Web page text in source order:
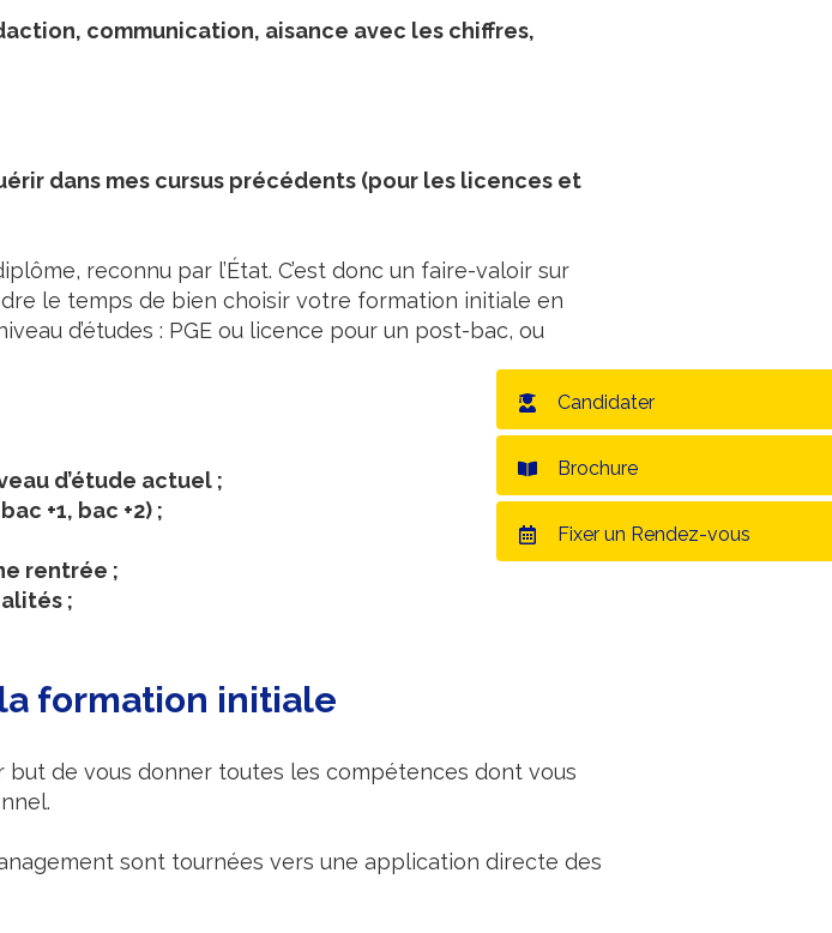
communication, aisance avec les chiffres,
dans mes cursus précédents (pour les licences et
reconnu par l’État. C’est donc un faire-valoir sur
le temps de bien choisir votre formation initiale en
d’études : PGE ou licence pour un post-bac, ou
d’étude actuel ;
+1, bac +2) ;
rentrée ;
;
formation initiale
de vous donner toutes les compétences dont vous
sont tournées vers une application directe des
Candidater
Brochure
Fixer un Rendez-vous